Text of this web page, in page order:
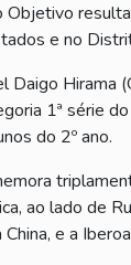
e no
Hirama
1ª série
do 2º ano.
ao lado de
e a